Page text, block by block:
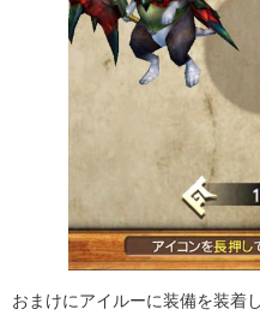
おまけにアイルーに装備を装着